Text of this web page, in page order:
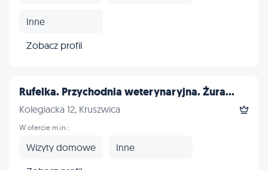
Inne
Zobacz profil
Rufelka. Przychodnia weterynaryjna. Żura...
Kolegiacka 12, Kruszwica
W ofercie m.in.:
Wizyty domowe
Inne